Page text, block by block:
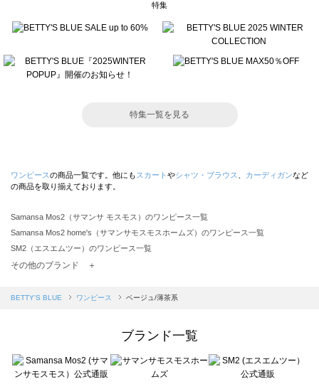
特集
特集一覧を見る
ワンピースの商品一覧です。他にも スカート やシャツ・ブラウス カーディガンなど
の商品を取り揃えております。
Samansa Mos2（サマンサ モスモス）のワンピース一覧
Samansa Mos2 home's（サマンサモスモスホームズ）のワンピース一覧
SM2（エスエムツー）のワンピース一覧
TSUHARU by Samansa Mos2（ツハルバイサマンサモスモス）のワンピース一覧
Samansa Mos2 blue（サマンサモスモス ブルー）のワンピース一覧
sō4ū（ソウフォーユー）のワンピース一覧
Te chichi（テチチ）のワンピース一覧
Te chichi CLASSIC（テチチ クラシック）のワンピース一覧
その他のブランド ＋
BETTY'S BLUE ワンピース ベージュ/薄茶系
ブランド一覧